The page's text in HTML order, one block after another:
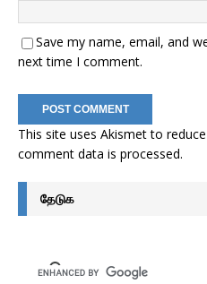
Save my name, email, and
next time I comment.
This site uses Akismet to
comment data is processed.
தேடுக